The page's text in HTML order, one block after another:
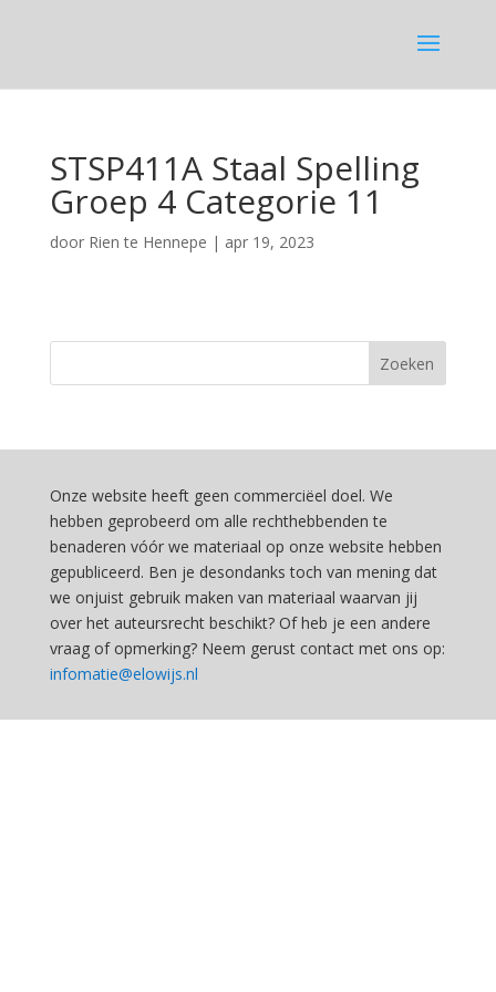
STSP411A Staal Spelling
Groep 4 Categorie 11
door Rien te Hennepe | apr 19, 2023
Onze website heeft geen commerciëel doel. We
hebben geprobeerd om alle rechthebbenden te
benaderen vóór we materiaal op onze website hebben
gepubliceerd. Ben je desondanks toch van mening dat
we onjuist gebruik maken van materiaal waarvan jij
over het auteursrecht beschikt? Of heb je een andere
vraag of opmerking? Neem gerust contact met ons op:
infomatie@elowijs.nl